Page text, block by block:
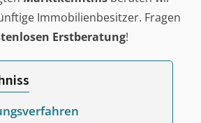
Immobilienbesitzer. Fragen
Erstberatung!